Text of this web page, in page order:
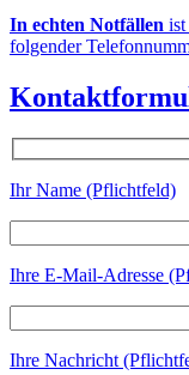
In echten Notfällen ist
folgender
Ihr Name (Pflichtfeld)
Ihre E-Mail-Adresse
Ihre Nachricht